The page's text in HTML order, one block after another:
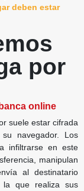
deben estar
por
online
suele estar cifrada
navegador. Los
infiltrarse en este
manipulan
al destinatario
la que realiza sus